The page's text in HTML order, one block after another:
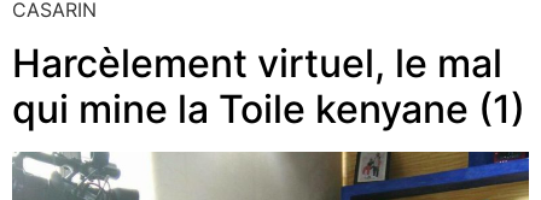
CASARIN
Harcèlement virtuel, le mal
qui mine la Toile kenyane (1)